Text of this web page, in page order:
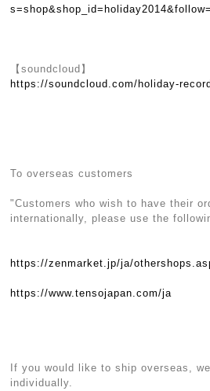
【soundcloud】
https://soundcloud.com/holiday-
To overseas customers
"Customers who wish to have their
internationally, please use the
https://zenmarket.jp/ja/
https://www.tensojapan.com/ja
If you would like to ship overseas,
individually.